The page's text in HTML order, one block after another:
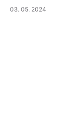
03. 05. 2024